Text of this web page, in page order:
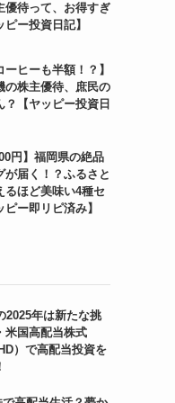
優待って、お得すぎ
ー投資日記】
ーヒーも半額！？】
の株主優待、庶民の
？【ヤッピー投資日
円】福岡県の絶品
が届く！？ふるさと
るほど美味い4種セ
ピー即リピ済み】
2025年は新たな挑
米国高配当株式
）で高配当投資を